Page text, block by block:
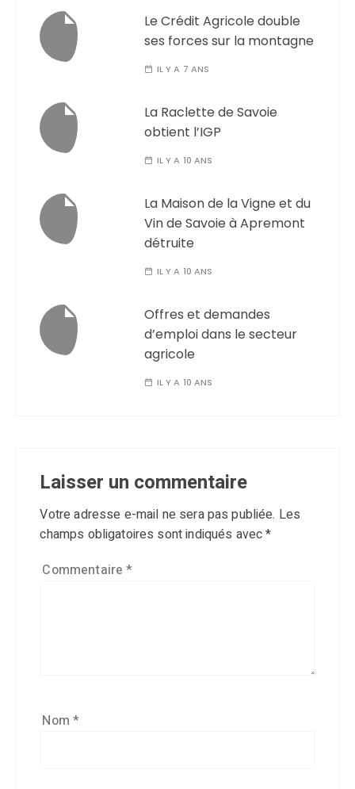
Le Crédit Agricole double
ses forces sur la montagne
IL Y A 7 ANS
La Raclette de Savoie
obtient l’IGP
IL Y A 10 ANS
La Maison de la Vigne et du
Vin de Savoie à Apremont
détruite
IL Y A 10 ANS
Offres et demandes
d’emploi dans le secteur
agricole
IL Y A 10 ANS
Laisser un commentaire
Votre adresse e-mail ne sera pas publiée. Les
champs obligatoires sont indiqués avec*
Commentaire*
Nom*